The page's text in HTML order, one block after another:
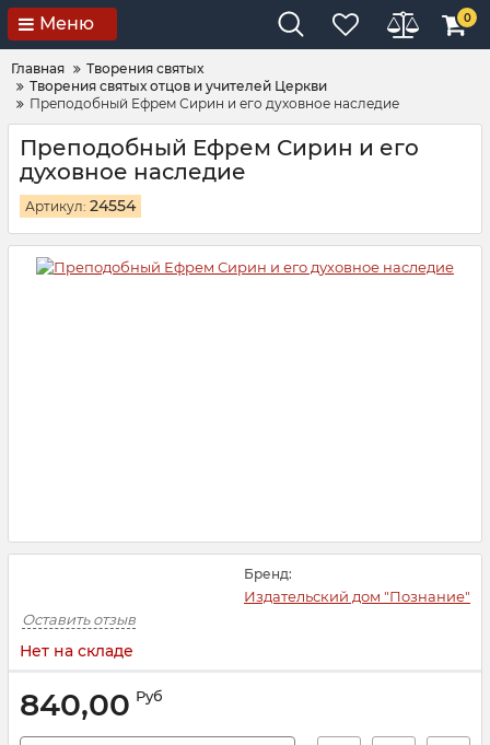
Меню 0
Главная
Творения святых
Творения святых отцов и учителей Церкви
Преподобный Ефрем Сирин и его духовное наследие
Преподобный Ефрем Сирин и его
духовное наследие
Артикул: 24554
Бренд:
Издательский дом "Познание"
Оставить отзыв
Нет на складе
840,00 Руб